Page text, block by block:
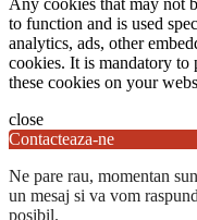
Any cookies that may not
to function and is used
analytics, ads, other
cookies. It is mandatory to
these cookies on your
close
Contacteaza-ne
Ne pare rau, momentan
un mesaj si va vom
posibil.